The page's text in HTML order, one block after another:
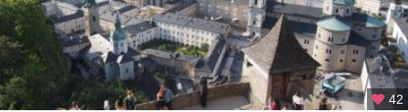
ェ
ル
ト
キ
ル
ヒ
42